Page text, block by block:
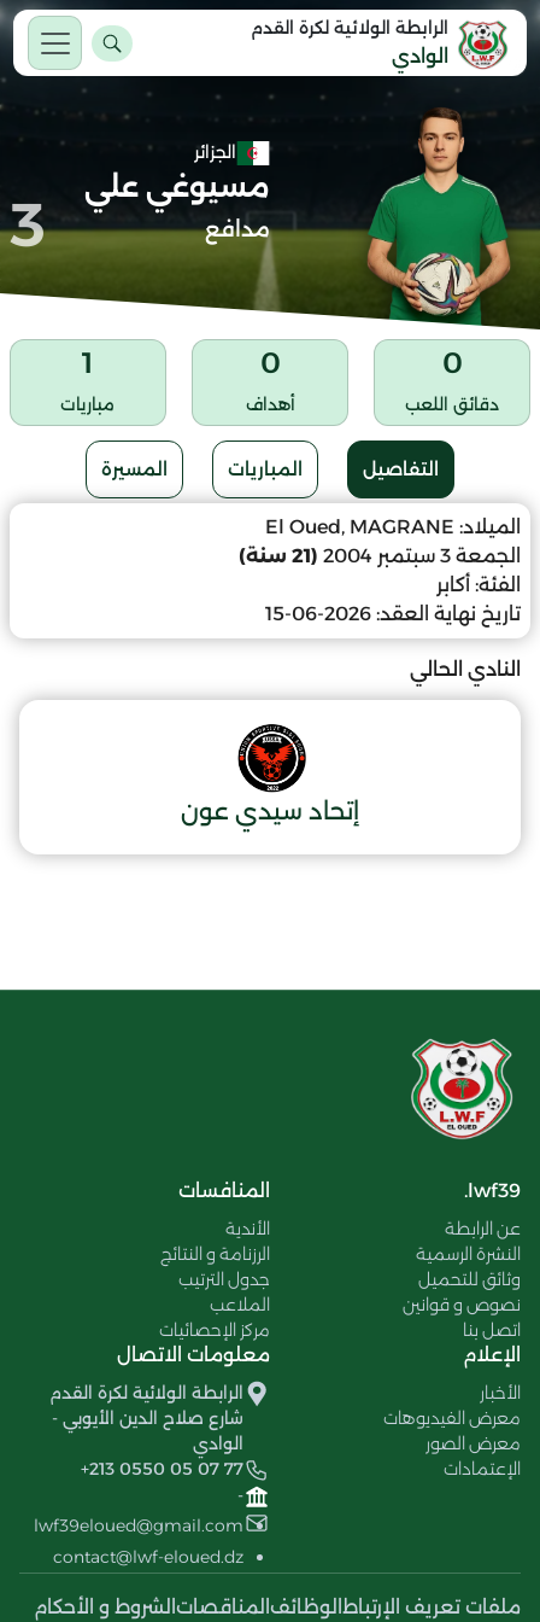
الرابطة الولائية لكرة القدم
الوادي
الجزائر
مسيوغي علي
مدافع 3
0
دقائق اللعب
0
أهداف
1
مباريات
التفاصيل المباريات المسيرة
الميلاد: El Oued, MAGRANE
الجمعة 3 سبتمبر 2004
(21 سنة)
الفئة: أكابر
تاريخ نهاية العقد: 2026-06-15
النادي الحالي
إتحاد سيدي عون
lwf39.
عن الرابطة
النشرة الرسمية
وثائق للتحميل
نصوص و قوانين
اتصل بنا
المنافسات
الأندية
الرزنامة و النتائج
جدول الترتيب
الملاعب
مركز الإحصائيات
الإعلام
الأخبار
معرض الفيديوهات
معرض الصور
الإعتمادات
معلومات الاتصال
الرابطة الولائية لكرة القدم
شارع صلاح الدين الأيوبي -
الوادي
+213 0550 05 07 77
-
lwf39eloued@gmail.com
contact@lwf-eloued.dz
ملفات تعريف الإرتباط الوظائف المناقصات الشروط و الأحكام